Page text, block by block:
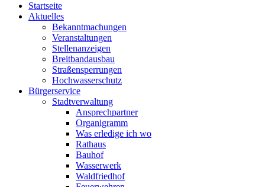
Startseite
Aktuelles
Bekanntmachungen
Veranstaltungen
Stellenanzeigen
Breitbandausbau
Straßensperrungen
Hochwasserschutz
Bürgerservice
Stadtverwaltung
Ansprechpartner
Organigramm
Was erledige ich wo
Rathaus
Bauhof
Wasserwerk
Waldfriedhof